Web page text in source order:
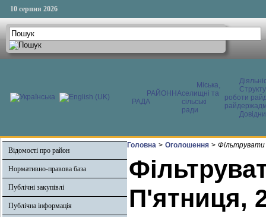
10 серпня 2026
РАЙОННА
РАДА
Міська,
селищні та
сільські
ради
роботи
Відомості про район
Нормативно-правова база
Публічні закупівлі
Публічна інформація
Головна > Оголошення >
П'ятниця,